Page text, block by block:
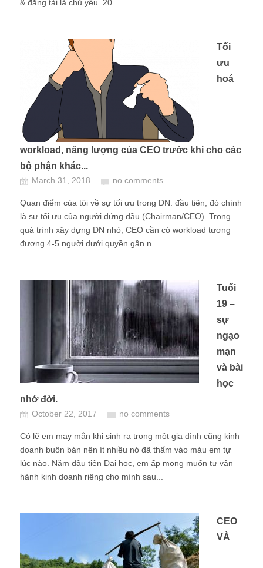
& đăng tải là chủ yếu. 20...
Tối
ưu
hoá
workload, năng lượng của CEO trước khi cho các
bộ phận khác...
March 31, 2018 no comments
Quan điểm của tôi về sự tối ưu trong DN: đầu tiên, đó chính
là sự tối ưu của người đứng đầu (Chairman/CEO). Trong
quá trình xây dựng DN nhỏ, CEO cần có workload tương
đương 4-5 người dưới quyền gần n...
Tuổi
19 –
sự
ngạo
mạn
và bài
học
nhớ đời.
October 22, 2017 no comments
Có lẽ em may mắn khi sinh ra trong một gia đình cũng kinh
doanh buôn bán nên ít nhiều nó đã thấm vào máu em tự
lúc nào. Năm đầu tiên Đại học, em ấp mong muốn tự vận
hành kinh doanh riêng cho mình sau...
CEO
VÀ